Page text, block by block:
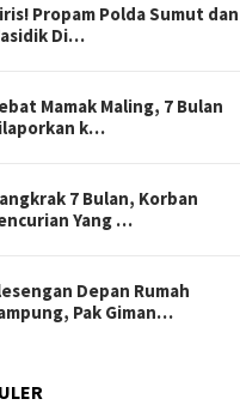
Propam Polda Sumut dan
Di…
Mamak Maling, 7 Bulan
k…
7 Bulan, Korban
Yang …
Depan Rumah
Pak Giman…